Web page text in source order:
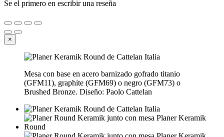
Se el primero en escribir una reseña
×
Mesa con base en acero barnizado gofrado titanio
(GFM11), graphite (GFM69) o negro (GFM73) o
Brushed Bronze. Diseño: Paolo Cattelan